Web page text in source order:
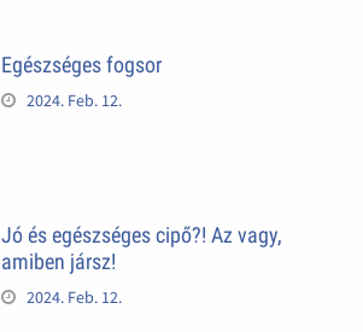
Egészséges fogsor
2024. Feb. 12.
Jó és egészséges cipő?! Az vagy,
amiben jársz!
2024. Feb. 12.